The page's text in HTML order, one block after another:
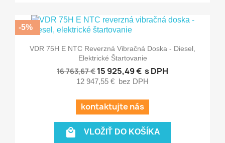
VDR 75H E NTC Reverzná Vibračná Doska - Diesel,
Elektrické Štartovanie
16 763,67 € 15 925,49 € s DPH
12 947,55 € bez DPH
kontaktujte nás
 VLOŽIŤ DO KOŠÍKA
-5%